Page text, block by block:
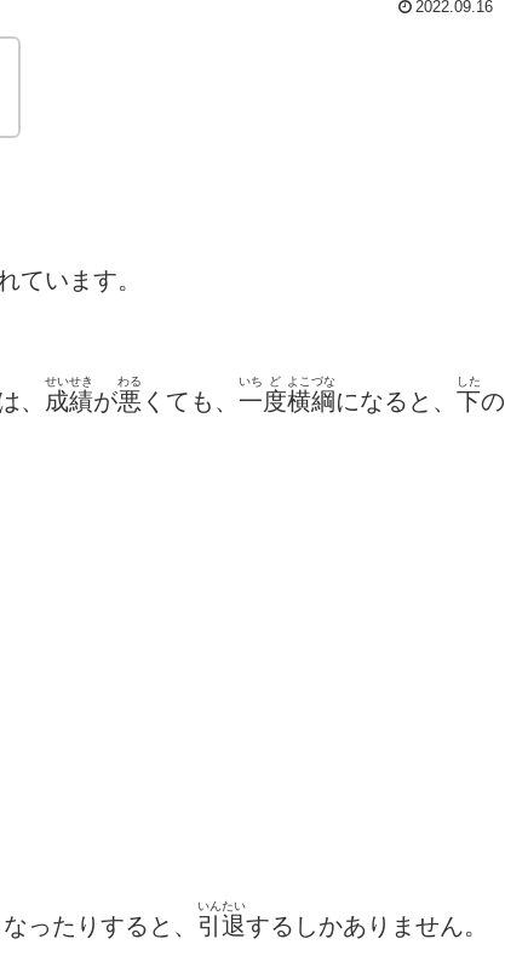
2022.09.16
ています。
、 成績
せいせき
が悪
わる
くても、 一
いち
度
ど
横綱
よこづな
になると、 下
した
の
ったりすると、 引退
いんたい
するしかありません。